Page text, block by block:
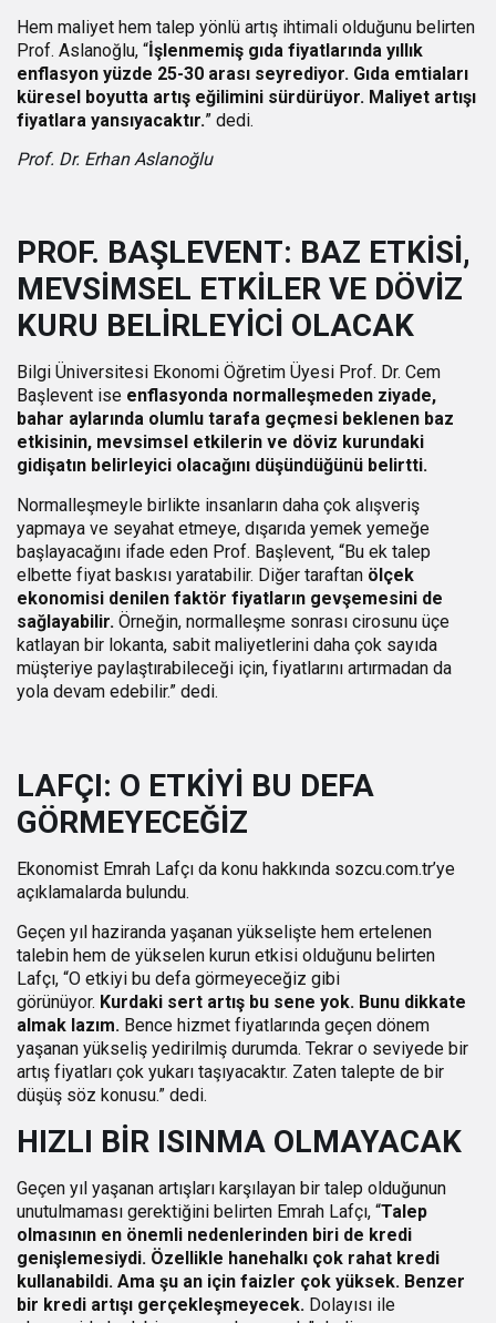
Hem maliyet hem talep yönlü artış ihtimali olduğunu belirten
Prof. Aslanoğlu, “İşlenmemiş gıda fiyatlarında yıllık
enflasyon yüzde 25-30 arası seyrediyor. Gıda emtiaları
küresel boyutta artış eğilimini sürdürüyor. Maliyet artışı
fiyatlara yansıyacaktır.” dedi.
Prof. Dr. Erhan Aslanoğlu
PROF. BAŞLEVENT: BAZ ETKİSİ,
MEVSİMSEL ETKİLER VE DÖVİZ
KURU BELİRLEYİCİ OLACAK
Bilgi Üniversitesi Ekonomi Öğretim Üyesi Prof. Dr. Cem
Başlevent ise enflasyonda normalleşmeden ziyade,
bahar aylarında olumlu tarafa geçmesi beklenen baz
etkisinin, mevsimsel etkilerin ve döviz kurundaki
gidişatın belirleyici olacağını düşündüğünü belirtti.
Normalleşmeyle birlikte insanların daha çok alışveriş
yapmaya ve seyahat etmeye, dışarıda yemek yemeğe
başlayacağını ifade eden Prof. Başlevent, “Bu ek talep
elbette fiyat baskısı yaratabilir. Diğer taraftan ölçek
ekonomisi denilen faktör fiyatların gevşemesini de
sağlayabilir. Örneğin, normalleşme sonrası cirosunu üçe
katlayan bir lokanta, sabit maliyetlerini daha çok sayıda
müşteriye paylaştırabileceği için, fiyatlarını artırmadan da
yola devam edebilir.” dedi.
LAFÇI: O ETKİYİ BU DEFA
GÖRMEYECEĞİZ
Ekonomist Emrah Lafçı da konu hakkında sozcu.com.tr’ye
açıklamalarda bulundu.
Geçen yıl haziranda yaşanan yükselişte hem ertelenen
talebin hem de yükselen kurun etkisi olduğunu belirten
Lafçı, “O etkiyi bu defa görmeyeceğiz gibi
görünüyor. Kurdaki sert artış bu sene yok. Bunu dikkate
almak lazım. Bence hizmet fiyatlarında geçen dönem
yaşanan yükseliş yedirilmiş durumda. Tekrar o seviyede bir
artış fiyatları çok yukarı taşıyacaktır. Zaten talepte de bir
düşüş söz konusu.” dedi.
HIZLI BİR ISINMA OLMAYACAK
Geçen yıl yaşanan artışları karşılayan bir talep olduğunun
unutulmaması gerektiğini belirten Emrah Lafçı, “Talep
olmasının en önemli nedenlerinden biri de kredi
genişlemesiydi. Özellikle hanehalkı çok rahat kredi
kullanabildi. Ama şu an için faizler çok yüksek. Benzer
bir kredi artışı gerçekleşmeyecek. Dolayısı ile